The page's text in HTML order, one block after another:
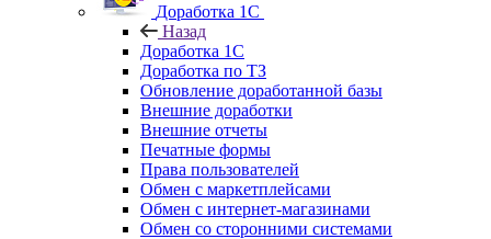
Доработка 1С
Назад
Доработка 1С
Доработка по ТЗ
Обновление доработанной базы
Внешние доработки
Внешние отчеты
Печатные формы
Права пользователей
Обмен с маркетплейсами
Обмен с интернет-магазинами
Обмен со сторонними системами